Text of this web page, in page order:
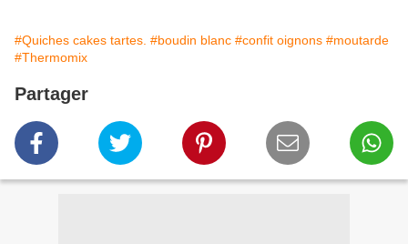
#Quiches cakes tartes. #boudin blanc #confit oignons #moutarde
#Thermomix
Partager